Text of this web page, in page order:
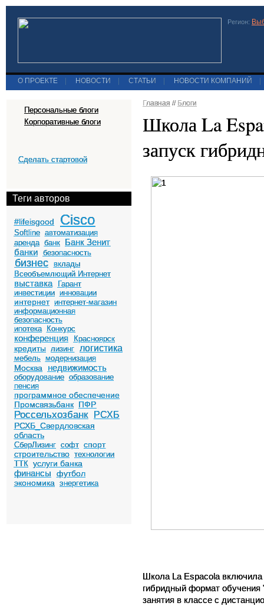
Регион:
О ПРОЕКТЕ НОВОСТИ СТАТЬИ НОВОСТИ КОМПАНИЙ
Персональные блоги
Корпоративные блоги
Сделать стартовой
Теги авторов
#lifeisgood Cisco
Softline автоматизация
аренда банк
Банк Зенит
банки безопасность
бизнес
вклады
Всеобъемлющий Интернет
выставка
Гарант
инвестиции инновации
интернет интернет-магазин
информационная
безопасность
ипотека
Конкурс
конференция Красноярск
кредиты лизинг логистика
мебель модернизация
Москва недвижимость
оборудование образование
пенсия
программное обеспечение
Промсвязьбанк ПФР
Россельхозбанк РСХБ
РСХБ_Свердловская
область
СберЛизинг софт спорт
строительство технологии
ТТК услуги банка
финансы
футбол
экономика
энергетика
Главная // Блоги
Школа La
запуск
Школа La Espaсola
гибридный формат обучения
занятия в классе с